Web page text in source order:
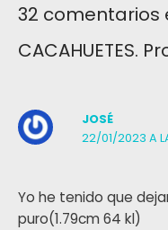
32 comentarios
CACAHUETES.
JOSÉ
22/01/2023 A
Yo he tenido que
puro(1.79cm 64 kl)